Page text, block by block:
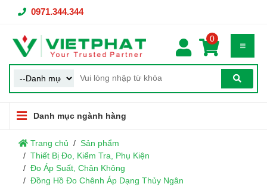
0971.344.344
0
Danh mục ngành hàng
Trang chủ
Sản phẩm
Thiết Bị Đo, Kiểm Tra, Phụ Kiện
Đo Áp Suất, Chân Không
Đồng Hồ Đo Chênh Áp Dạng Thủy Ngân